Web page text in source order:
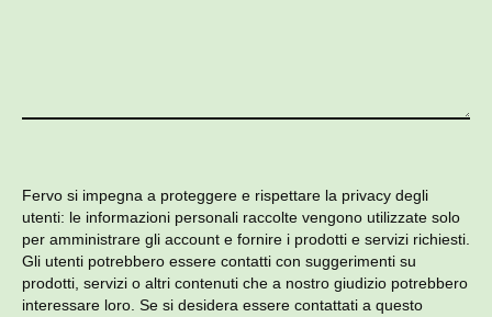
Fervo si impegna a proteggere e rispettare la privacy degli
utenti: le informazioni personali raccolte vengono utilizzate solo
per amministrare gli account e fornire i prodotti e servizi richiesti.
Gli utenti potrebbero essere contatti con suggerimenti su
prodotti, servizi o altri contenuti che a nostro giudizio potrebbero
interessare loro. Se si desidera essere contattati a questo